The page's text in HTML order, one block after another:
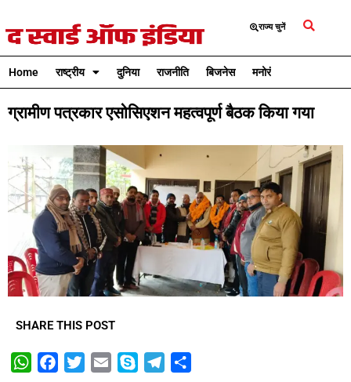
राज्य चुनें
Home राष्ट्रीय दुनिया राजनीति बिजनेस मनोरंजन
ग्रामीण पत्रकार एसोसिएशन महत्वपूर्ण बैठक किया गया
SHARE THIS POST
W